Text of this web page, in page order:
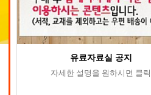
유료자료실 공지
자세한 설명을 원하시면 클릭